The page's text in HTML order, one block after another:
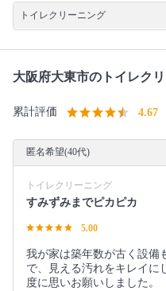
トイレクリーニング
大阪府大東市のトイレク
累計評価 4.67
匿名希望(40代)
トイレクリーニング
すみずみまでピカピカ
5.00
我が家は築年数が古く設備
で、見える汚れをキレイに
度に思いお願いしました。